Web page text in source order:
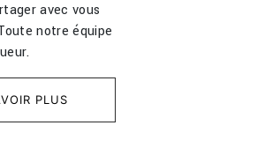
avec vous
notre équipe
PLUS